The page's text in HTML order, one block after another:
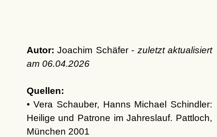
Autor: Joachim Schäfer - zuletzt aktualisiert
am 06.04.2026
Quellen:
• Vera Schauber, Hanns Michael Schindler:
Heilige und Patrone im Jahreslauf. Pattloch,
München 2001